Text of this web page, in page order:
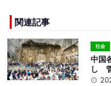
e
b
o
o
k
n
k
関連記事
社会
中国
し